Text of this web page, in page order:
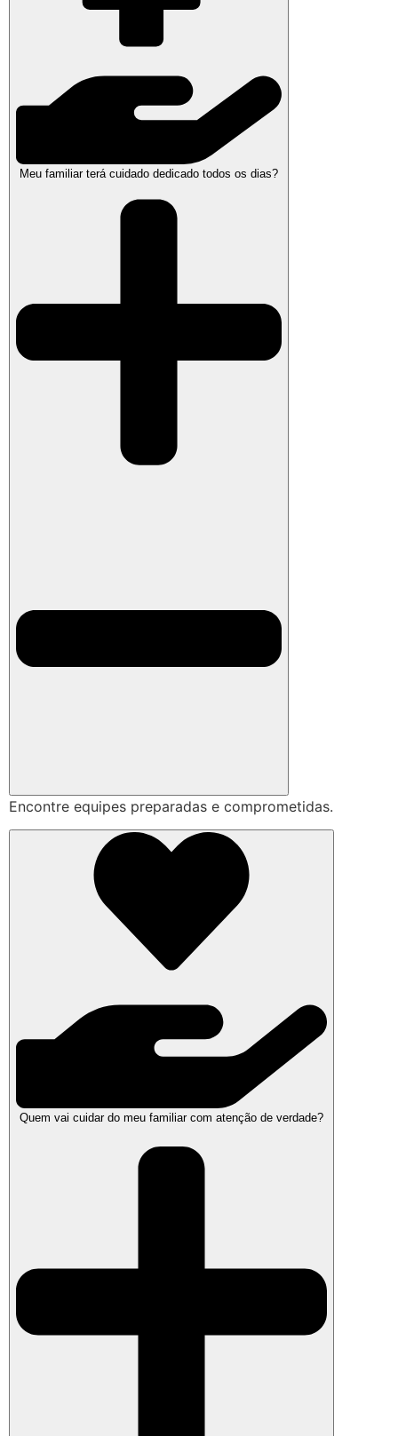
Meu familiar terá cuidado dedicado todos os dias?
Encontre equipes preparadas e comprometidas.
Quem vai cuidar do meu familiar com atenção de verdade?